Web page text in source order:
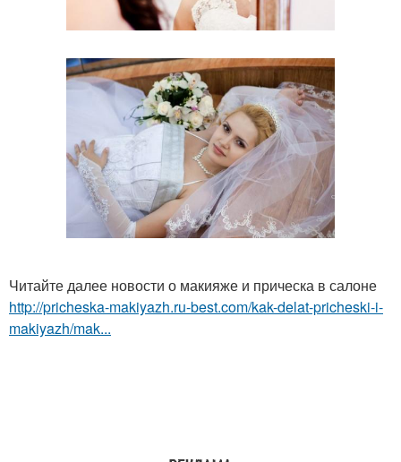
Читайте далее новости о макияже и прическа в салоне
http://pricheska-makiyazh.ru-best.com/kak-delat-pricheski-i-
makiyazh/mak...